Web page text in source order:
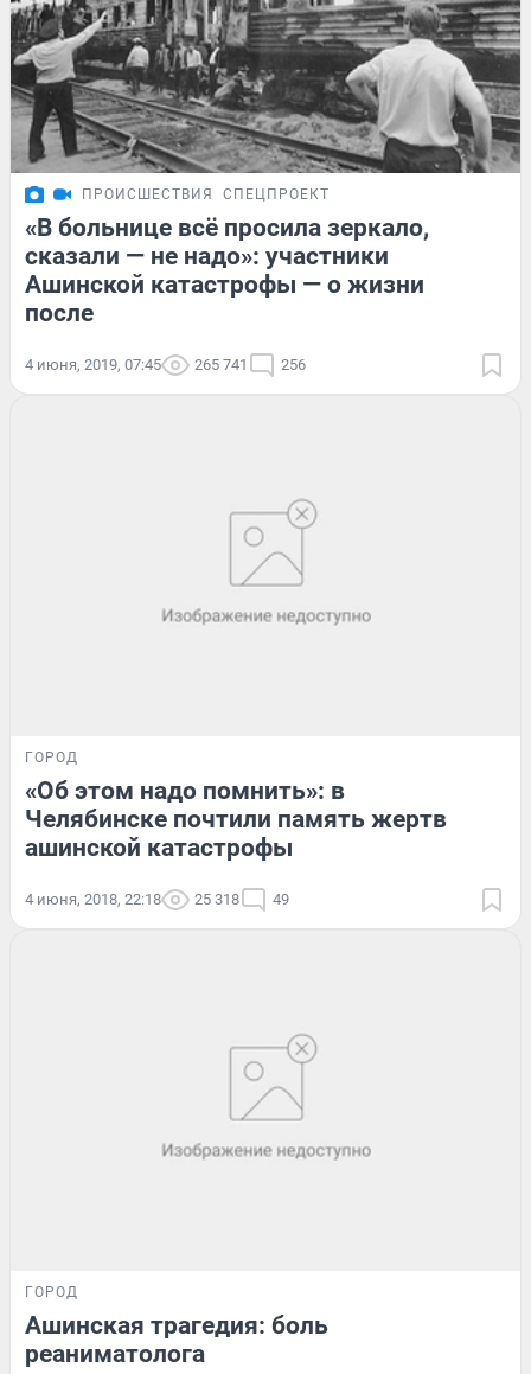
ПРОИСШЕСТВИЯ СПЕЦПРОЕКТ
«В больнице всё просила зеркало,
сказали — не надо»: участники
Ашинской катастрофы — о жизни
после
4 июня, 2019, 07:45 265 741 256
ГОРОД
«Об этом надо помнить»: в
Челябинске почтили память жертв
ашинской катастрофы
4 июня, 2018, 22:18 25 318 49
ГОРОД
Ашинская трагедия: боль
реаниматолога